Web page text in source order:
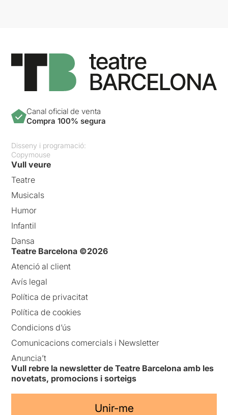
Canal oficial de venta
Compra 100% segura
Disseny i programació:
Copymouse
Vull veure
Teatre
Musicals
Humor
Infantil
Dansa
Teatre Barcelona ©2026
Atenció al client
Avís legal
Política de privacitat
Política de cookies
Condicions d’ús
Comunicacions comercials i Newsletter
Anuncia’t
Vull rebre la newsletter de Teatre Barcelona amb les
novetats, promocions i sorteigs
Unir-me